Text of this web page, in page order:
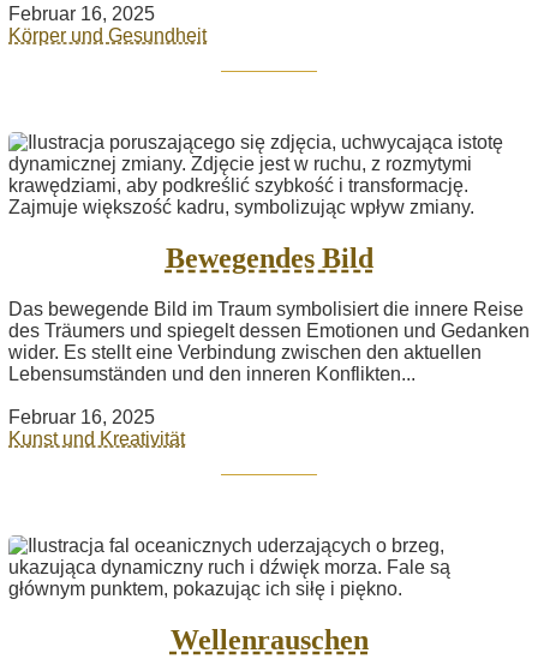
Februar 16, 2025
Körper und Gesundheit
Bewegendes Bild
Das bewegende Bild im Traum symbolisiert die innere Reise
des Träumers und spiegelt dessen Emotionen und Gedanken
wider. Es stellt eine Verbindung zwischen den aktuellen
Lebensumständen und den inneren Konflikten...
Februar 16, 2025
Kunst und Kreativität
Wellenrauschen